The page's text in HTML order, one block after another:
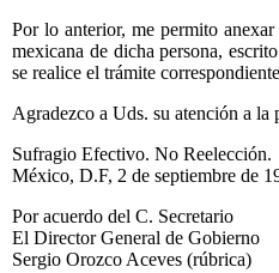
Por lo anterior, me permito
mexicana de dicha persona,
se realice el trámite
Agradezco a Uds. su atención a la
Sufragio Efectivo. No Reelección.
México, D.F, 2 de septiembre de
Por acuerdo del C. Secretario
El Director General de Gobierno
Sergio Orozco Aceves (rúbrica)